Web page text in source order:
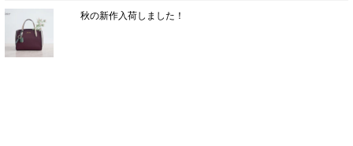
秋の新作入荷しました！